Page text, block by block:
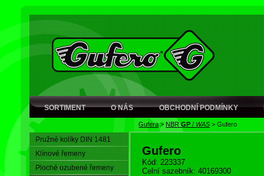
SORTIMENT O NÁS OBCHODNÍ PODMÍNKY
Gufera> NBRGP / WAS > Gufero
Pružné kolíky DIN 1481
Klínové řemeny
Ploché ozubené řemeny
Gufero
Kód: 223337
Celní sazebník: 40169300